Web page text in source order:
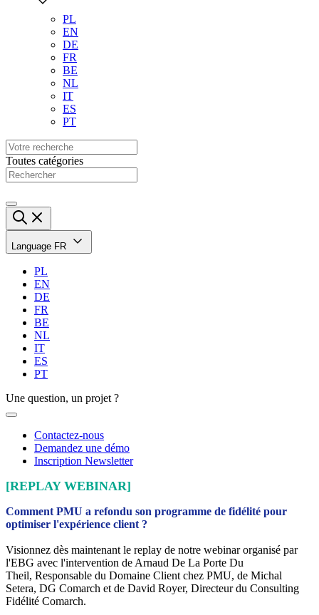
PL
EN
DE
FR
BE
NL
IT
ES
PT
Toutes catégories
Language FR
PL
EN
DE
FR
BE
NL
IT
ES
PT
Une question, un projet ?
Contactez-nous
Demandez une démo
Inscription Newsletter
[REPLAY WEBINAR]
Comment PMU a refondu son programme de fidélité pour
optimiser l'expérience client ?
Visionnez dès maintenant le replay de notre webinar organisé par
l'EBG avec l'intervention de Arnaud De La Porte Du
Theil, Responsable du Domaine Client chez PMU, de Michal
Setera, DG Comarch et de David Royer, Directeur du Consulting
Fidélité Comarch.